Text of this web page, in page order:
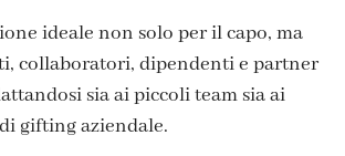
ideale non solo per il capo, ma
collaboratori, dipendenti e partner
sia ai piccoli team sia ai
gifting aziendale.